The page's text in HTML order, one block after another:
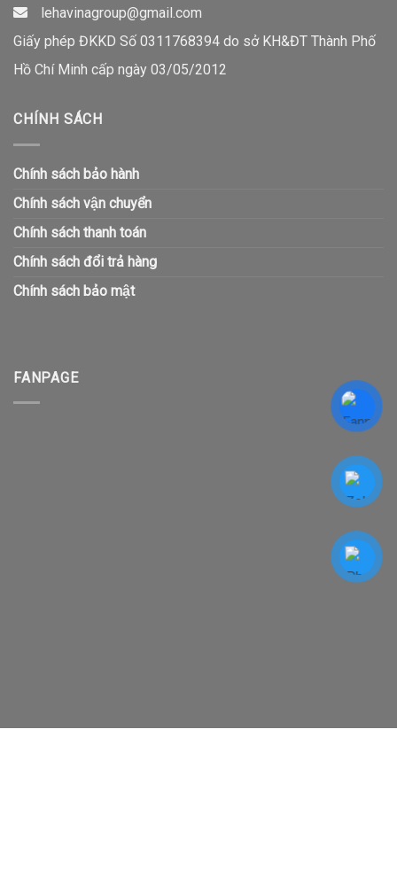
lehavinagroup@gmail.com
Giấy phép ĐKKD Số 0311768394 do sở KH&ĐT Thành Phố
Hồ Chí Minh cấp ngày 03/05/2012
CHÍNH SÁCH
Chính sách bảo hành
Chính sách vận chuyển
Chính sách thanh toán
Chính sách đổi trả hàng
Chính sách bảo mật
FANPAGE